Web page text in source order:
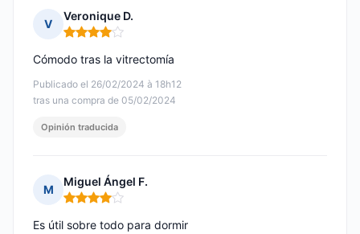
V
Veronique D.
Nota: 4 de 5
Publicado el 26/02/2024 à 18h12
tras una compra de 05/02/2024
Cómodo tras la vitrectomía
Opinión traducida
M
Miguel Ángel F.
Nota: 4 de 5
Es útil sobre todo para dormir